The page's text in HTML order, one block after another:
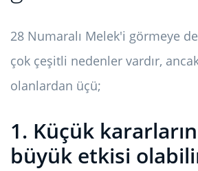
28 Numaralı Melek'i görmeye
çok çeşitli nedenler vardır,
olanlardan üçü;
1. Küçük
büyük etkisi